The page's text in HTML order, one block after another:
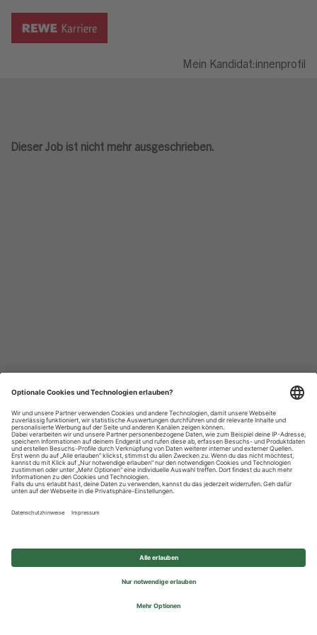
Mein Kandidat:innenprofil
Dieser Job ist nicht mehr ausgeschrieben.
Datenschutzhinweise
Impressum
Privatsphäre-Einstellungen
© 2026 REWE Group - All rights reserved